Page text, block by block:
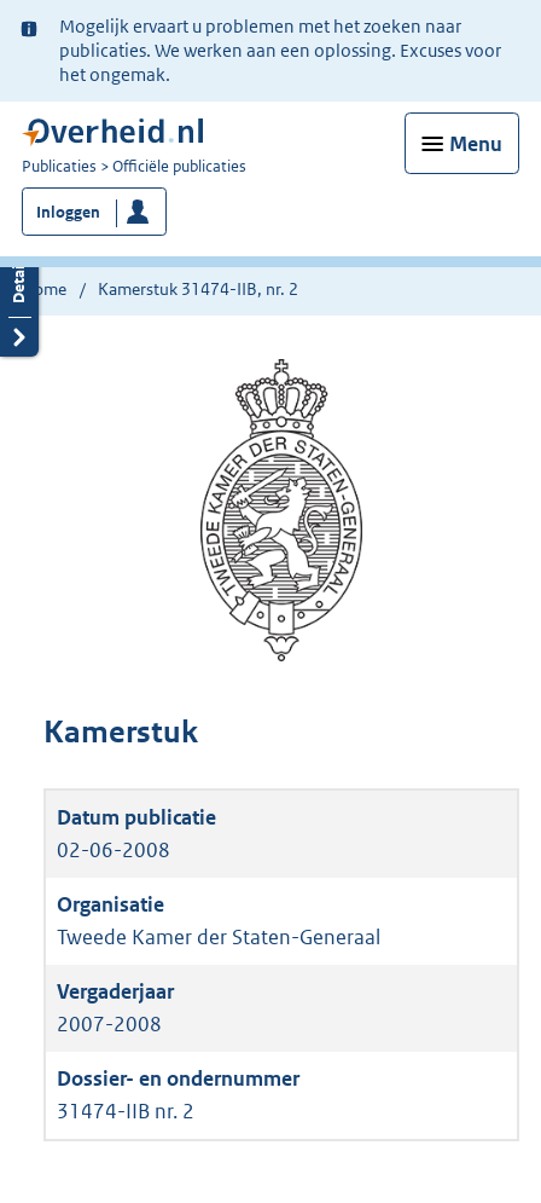
Ter
informatie:
Mogelijk ervaart u problemen met het zoeken naar
publicaties. We werken aan een oplossing. Excuses voor
het ongemak.
Menu
U
bent
nu
hier:
Publicaties Officiële publicaties
Inloggen
Home Kamerstuk 31474-IIB, nr. 2
Kamerstuk
02-06-2008
Tweede Kamer der Staten-Generaal
2007-2008
31474-IIB nr. 2